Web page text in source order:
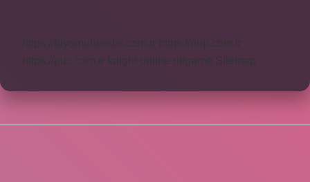
https://biyomuhendis.com.tr
https://nup.com.tr
nttgame Sitemap